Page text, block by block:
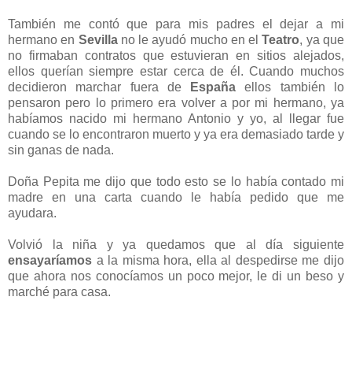
También me contó que para mis padres el dejar a mi
hermano en Sevillano le ayudó mucho en elTeatro, ya que
no firmaban contratos que estuvieran en sitios alejados,
ellos querían siempre estar cerca de él. Cuando muchos
decidieron marchar fuera de
España ellos también lo
pensaron pero lo primero era volver a por mi hermano, ya
habíamos nacido mi hermano Antonio y yo, al llegar fue
cuando se lo encontraron muerto y ya era demasiado tarde y
sin ganas de nada.
Doña Pepita me dijo que todo esto se lo había contado mi
madre en una carta cuando le había pedido que me
ayudara.
Volvió la niña y ya quedamos que al día siguiente
ensayaríamos a la misma hora, ella al despedirse me dijo
que ahora nos conocíamos un poco mejor, le di un beso y
marché para casa.